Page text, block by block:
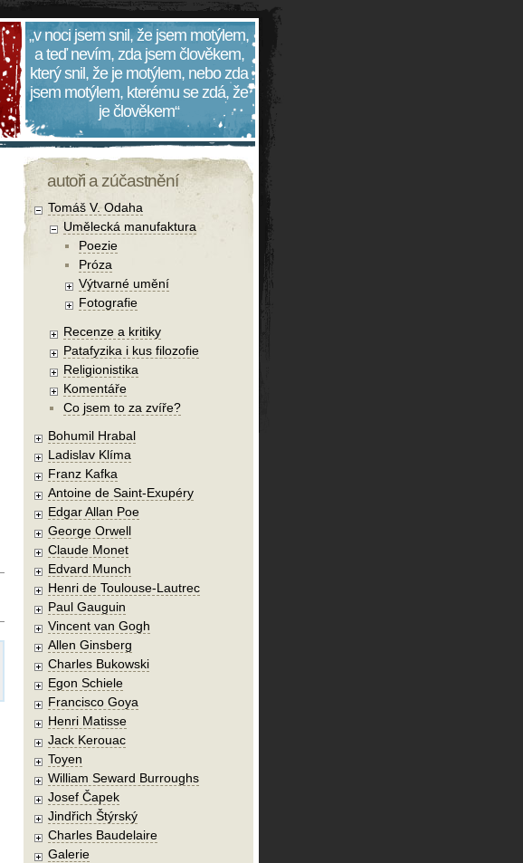
„v noci jsem snil, že jsem motýlem,
a teď nevím, zda jsem člověkem,
který snil, že je motýlem, nebo zda
jsem motýlem, kterému se zdá, že
je člověkem“
autoři a zúčastnění
Tomáš V. Odaha
Umělecká manufaktura
Poezie
Próza
Výtvarné umění
Fotografie
Recenze a kritiky
Patafyzika i kus filozofie
Religionistika
Komentáře
Co jsem to za zvíře?
Bohumil Hrabal
Ladislav Klíma
Franz Kafka
Antoine de Saint-Exupéry
Edgar Allan Poe
George Orwell
Claude Monet
Edvard Munch
Henri de Toulouse-Lautrec
Paul Gauguin
Vincent van Gogh
Allen Ginsberg
Charles Bukowski
Egon Schiele
Francisco Goya
Henri Matisse
Jack Kerouac
Toyen
William Seward Burroughs
Josef Čapek
Jindřich Štýrský
Charles Baudelaire
Galerie